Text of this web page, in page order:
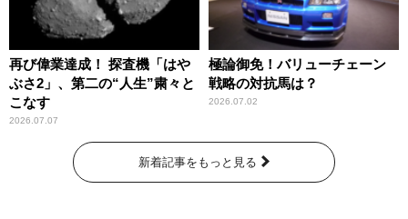
再び偉業達成！ 探査機「はや
ぶさ2」、第二の“人生”粛々と
こなす
2026.07.07
極論御免！バリューチェーン
戦略の対抗馬は？
2026.07.02
新着記事をもっと見る